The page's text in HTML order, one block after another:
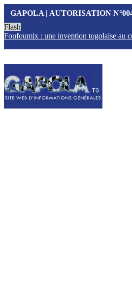
GAPOLA | AUTORISATION
Flash
Foufoumix : une invention togolaise au